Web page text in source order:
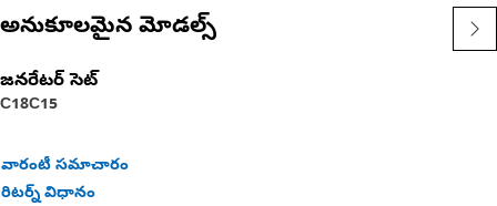
అనుకూలమైన మోడల్స్
జనరేటర్ సెట్
C18C15
వారంటీ సమాచారం
రిటర్న్ విధానం